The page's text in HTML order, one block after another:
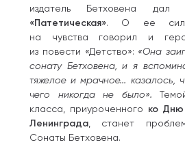
издатель Бетховена дал
«Патетическая». О ее
на чувства говорил и
из повести «Детство»: «Она
сонату Бетховена, и я
тяжелое и мрачное... казалось,
чего никогда не было».
класса, приуроченного ко
Ленинграда , станет
Сонаты Бетховена.